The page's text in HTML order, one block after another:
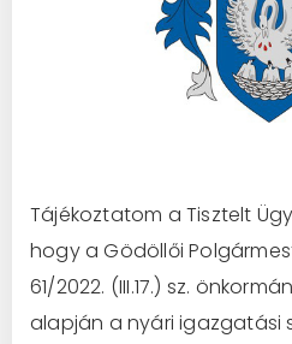
Tájékoztatom a Tisztelt
hogy a Gödöllői
61/2022. (III.17.) sz.
alapján a nyári igazgatási